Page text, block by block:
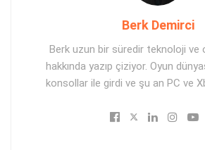
Berk Demirci
Berk uzun bir süredir teknoloji ve
hakkında yazıp çiziyor. Oyun
konsollar ile girdi ve şu an PC ve